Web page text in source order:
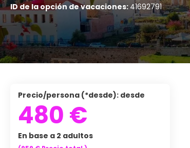
ID de la opción de vacaciones: 41692791
Precio/persona (*desde): desde
480 €
En base a 2 adultos